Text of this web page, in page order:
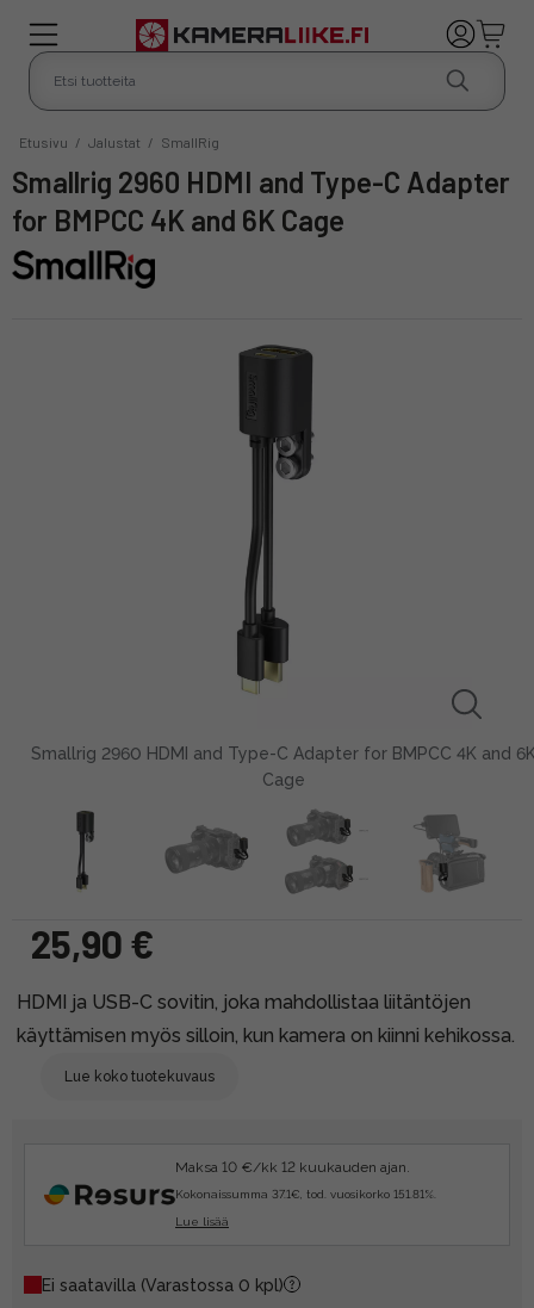
Etusivu / Jalustat / SmallRig
Smallrig 2960 HDMI and Type-C Adapter
for BMPCC 4K and 6K Cage
Smallrig 2960 HDMI and Type-C Adapter for BMPCC 4K and
Cage
25,90 €
HDMI ja USB-C sovitin, joka mahdollistaa liitäntöjen
käyttämisen myös silloin, kun kamera on kiinni kehikossa.
Lue koko tuotekuvaus
Maksa 10 €/kk 12 kuukauden ajan.
Kokonaissumma 37.1€, tod. vuosikorko 151.81%.
Lue lisää
Ei saatavilla (Varastossa 0 kpl)